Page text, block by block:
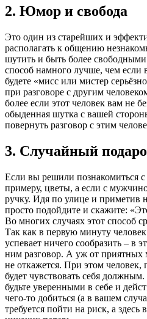
2. Юмор и свобода
Это один из старейших и
располагать к общению
шутить и быть более
способ намного лучше, чем если
будете «мисс или мистер
при разговоре с другим
более если этот человек вам не
обыденная шутка с вашей
повернуть разговор с этим
3. Случайный
Если вы решили познакомиться
примеру, цветы, а если с
ручку. Идя по улице и приметив
просто подойдите и скажите:
Во многих случаях этот способ
Так как в первую минуту человек
успевает ничего сообразить – в
ним разговор. А уж от приятных
не откажется. При этом
будет чувствовать себя
будьте уверенными в себе и
чего-то добиться (а в вашем
требуется пойти на риск, а здесь